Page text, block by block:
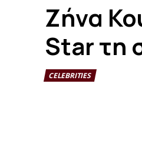
Ζήνα
Star τη
CELEBRITIES